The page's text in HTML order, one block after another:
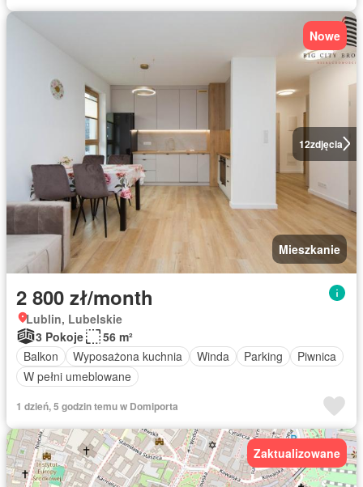
12zdjęcia
Nowe
Mieszkanie
2 800 zł/month
Lublin, Lubelskie
3 Pokoje
56 m²
Balkon
Wyposażona kuchnia Winda Parking
Piwnica
W pełni umeblowane
1 dzień, 5 godzin temu w Domiporta
Zaktualizowane